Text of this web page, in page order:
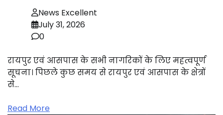
News Excellent
July 31, 2026
0
रायपुर एवं आसपास के सभी नागरिकों के लिए महत्वपूर्ण
सूचना। पिछले कुछ समय से रायपुर एवं आसपास के क्षेत्रों
से…
Read More